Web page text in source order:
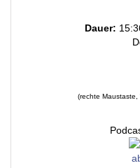
Dauer:
(rechte